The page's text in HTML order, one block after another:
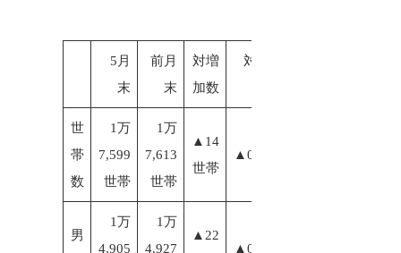
5月
末
前月
末
対増
加数
対増加
世
帯
数
1万
7,599
世帯
1万
7,613
世帯
▲14
世帯
▲0.08%
男
1万
4,905
1万
4,927
▲22
▲0.15%